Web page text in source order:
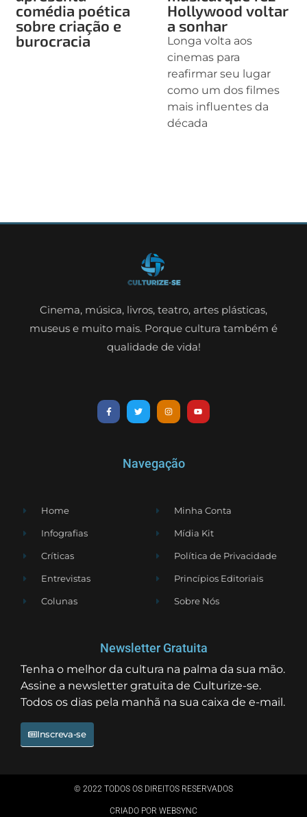
comédia poética
sobre criação e
burocracia
Hollywood voltar
a sonhar
Longa volta aos
cinemas para
reafirmar seu lugar
como um dos filmes
mais influentes da
década
Cinema, música, livros, teatro, artes plásticas,
museus e muito mais. Porque cultura também é
qualidade de vida!
Navegação
Home
Infografias
Críticas
Entrevistas
Colunas
Minha Conta
Mídia Kit
Política de Privacidade
Princípios Editoriais
Sobre Nós
Newsletter Gratuita
Tenha o melhor da cultura na palma da sua mão.
Assine a newsletter gratuita de Culturize-se.
Todos os dias pela manhã na sua caixa de e-mail.
Inscreva-se
© 2022 TODOS OS DIREITOS RESERVADOS
CRIADO POR WEBSYNC